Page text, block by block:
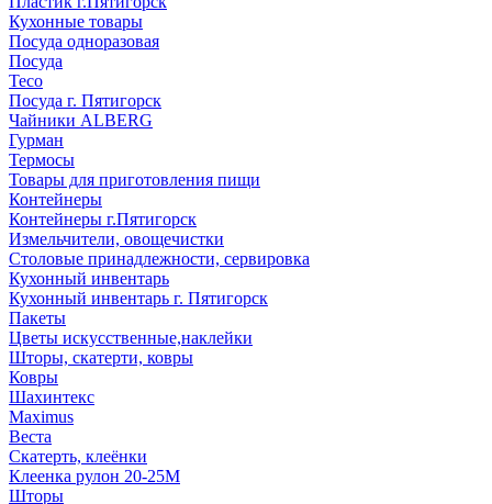
Кухонные товары
Посуда одноразовая
Посуда
Teco
Посуда г. Пятигорск
Чайники ALBERG
Гурман
Термосы
Товары для приготовления пищи
Контейнеры
Контейнеры г.Пятигорск
Измельчители, овощечистки
Столовые принадлежности, сервировка
Кухонный инвентарь
Кухонный инвентарь г. Пятигорск
Пакеты
Цветы искусственные,наклейки
Шторы, скатерти, ковры
Ковры
Шахинтекс
Maximus
Веста
Скатерть, клеёнки
Клеенка рулон 20-25М
Шторы